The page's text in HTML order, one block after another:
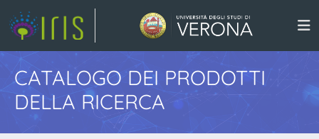
CATALOGO DEI PRODOTTI
DELLA RICERCA